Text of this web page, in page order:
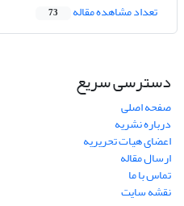
تعداد مشاهده مقاله 73
دسترسی سریع
صفحه اصلی
درباره نشریه
اعضای هیات تحریریه
ارسال مقاله
تماس با ما
نقشه سایت